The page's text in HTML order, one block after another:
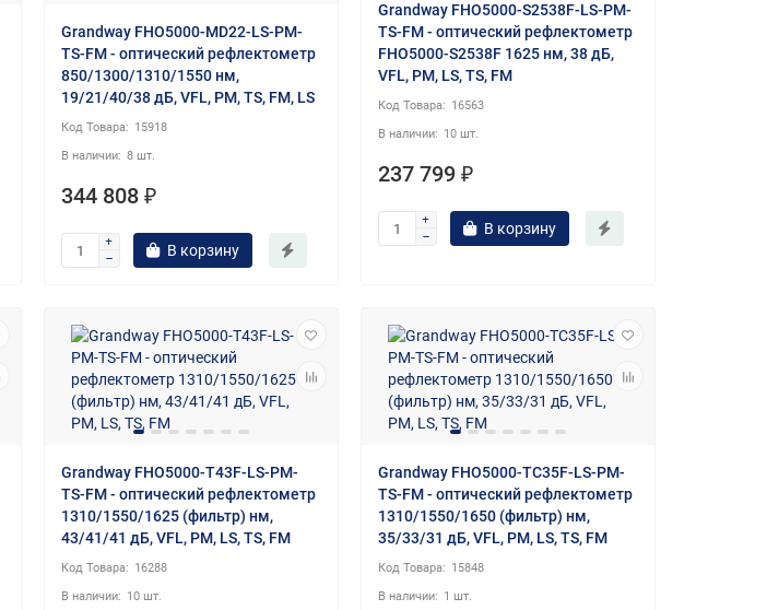
Grandway FHO5000-MD22-LS-PM-
TS-FM - оптический рефлектометр
850/1300/1310/1550 нм,
19/21/40/38 дБ, VFL, PM, TS, FM, LS
15918
8 шт.
344 808 ₽
В корзину
Grandway FHO5000-S2538F-LS-PM-
TS-FM - оптический рефлектометр
FHO5000-S2538F 1625 нм, 38 дБ,
VFL, PM, LS, TS, FM
16563
10 шт.
237 799 ₽
В корзину
Grandway FHO5000-T43F-LS-PM-
TS-FM - оптический рефлектометр
1310/1550/1625 (фильтр) нм,
43/41/41 дБ, VFL, PM, LS, TS, FM
16288
10 шт.
Grandway FHO5000-TC35F-LS-PM-
TS-FM - оптический рефлектометр
1310/1550/1650 (фильтр) нм,
35/33/31 дБ, VFL, PM, LS, TS, FM
15848
1 шт.